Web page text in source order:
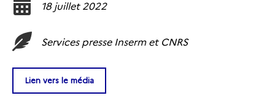
18 juillet 2022
Services presse Inserm et CNRS
Lien vers le média